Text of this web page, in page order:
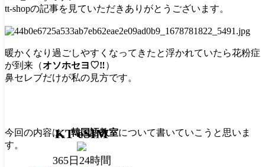
KT eSIM
365日24時間
tt-shopの記事を見ていただきありがとうございます。
暖かくなり過ごしやすくなってきたと浮かれていたら花粉症
が到来（オソホセヨ♡‼）
鼻セレブだけが私の見方です。
今回の内容は、韓国語教室について書いていこうと思いま
す。